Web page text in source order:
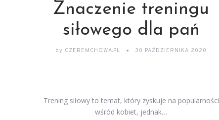
Znaczenie treningu
siłowego dla pań
by CZEREMCHOWA.PL 30 PAŹDZIERNIKA 2020
Trening siłowy to temat, który zyskuje na popularności
wśród kobiet, jednak…